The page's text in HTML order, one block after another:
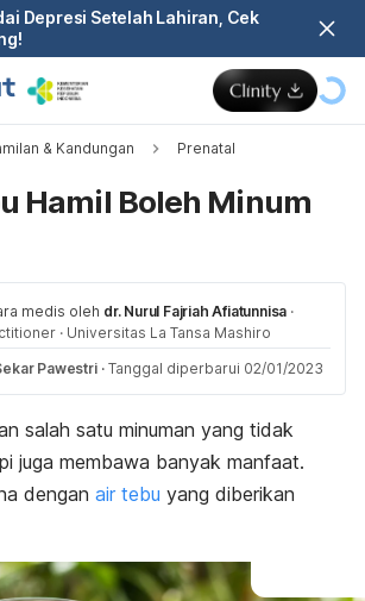
Depresi Setelah Lahiran, Cek
& Kandungan Prenatal
Hamil Boleh Minum
medis oleh dr. Nurul Fajriah Afiatunnisa ·
· Universitas La Tansa Mashiro
Pawestri · Tanggal diperbarui 02/01/2023
salah satu minuman yang tidak
juga membawa banyak manfaat.
dengan air tebu yang diberikan